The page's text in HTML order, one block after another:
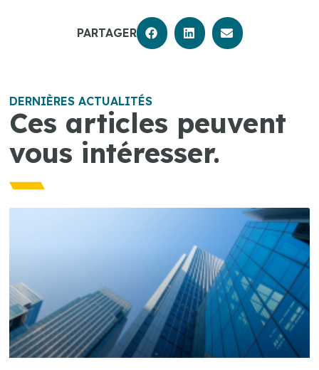
PARTAGER
DERNIÈRES ACTUALITÉS
Ces articles peuvent
vous intéresser.